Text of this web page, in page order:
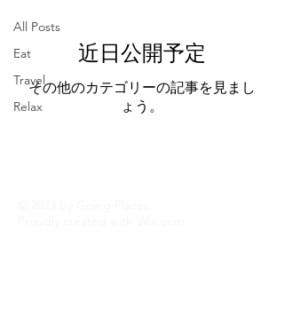
All Posts
Eat
Travel
Relax
近日公開予定
その他のカテゴリーの記事を見まし
ょう。